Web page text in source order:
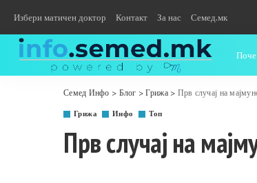
Избери матичен доктор Контакт За нас Семед.мк
Семед Инфо > Блог >Грижа> Прв случај на
Грижа Инфо Топ
Прв случај на